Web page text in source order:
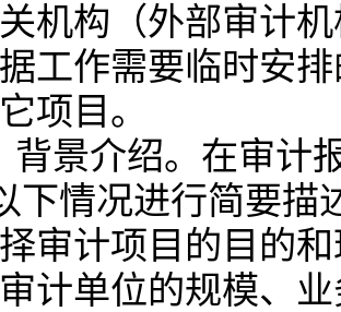
机构（外部审计
工作需要临时安
项目。
背景介绍。在审
下情况进行简要描
审计项目的目的
计单位的规模、